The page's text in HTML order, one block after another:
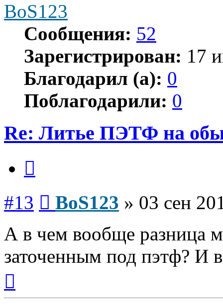
BoS123
Сообщения: 52
Зарегистрирован: 17
Благодарил (а): 0
Поблагодарили: 0
Re: Литье ПЭТФ на
#13 BoS123 » 03 сен
А в чем вообще разница
заточенным под пэтф? И
началу